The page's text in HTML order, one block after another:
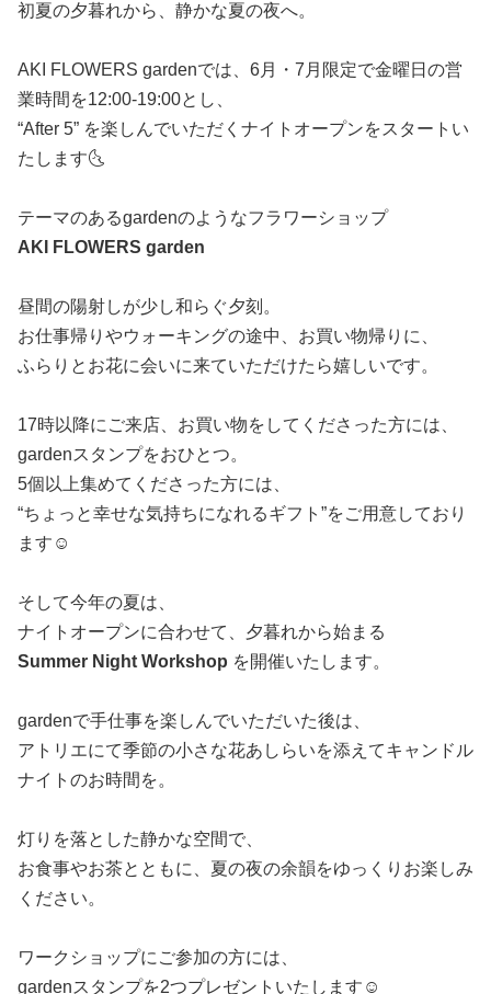
初夏の夕暮れから、静かな夏の夜へ。
AKI FLOWERS gardenでは、6月・7月限定で金曜日の営
業時間を12:00-19:00とし、
“After 5” を楽しんでいただくナイトオープンをスタートい
たします🌜
テーマのあるgardenのようなフラワーショップ
AKI FLOWERS garden
昼間の陽射しが少し和らぐ夕刻。
お仕事帰りやウォーキングの途中、お買い物帰りに、
ふらりとお花に会いに来ていただけたら嬉しいです。
17時以降にご来店、お買い物をしてくださった方には、
gardenスタンプをおひとつ。
5個以上集めてくださった方には、
“ちょっと幸せな気持ちになれるギフト”をご用意しており
ます☺️
そして今年の夏は、
ナイトオープンに合わせて、夕暮れから始まる
Summer Night Workshop を開催いたします。
gardenで手仕事を楽しんでいただいた後は、
アトリエにて季節の小さな花あしらいを添えてキャンドル
ナイトのお時間を。
灯りを落とした静かな空間で、
お食事やお茶とともに、夏の夜の余韻をゆっくりお楽しみ
ください。
ワークショップにご参加の方には、
gardenスタンプを2つプレゼントいたします☺️